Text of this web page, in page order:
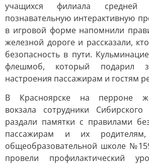
учащихся филиала
познавательную интерактивную
в игровой форме напомнили
железной дороге и рассказали,
безопасность в пути.
флешмоб, который подарил
настроения пассажирам и гостям
В Красноярске на перроне
вокзала сотрудники
раздали памятки с правилами
пассажирам и их
общеобразовательной школе
провели профилактический